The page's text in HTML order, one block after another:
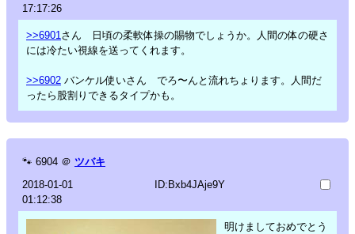
17:17:26
>>6901 さん 日頃の柔軟体操の賜物でしょうか。人間の体の硬さ
には冷たい視線を送ってくれます。
>>6902 バンケル使いさん でろ〜んと流れちょります。人間だ
ったら股割りできるタイプかも。
🐾 6904 ＠ ツバキ
2018-01-01
01:12:38
ID:Bxb4JAje9Y
明けましておめでとう